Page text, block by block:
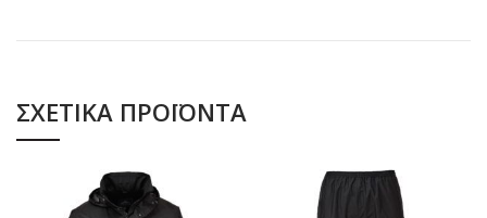
ΣΧΕΤΙΚΆ ΠΡΟΪΌΝΤΑ